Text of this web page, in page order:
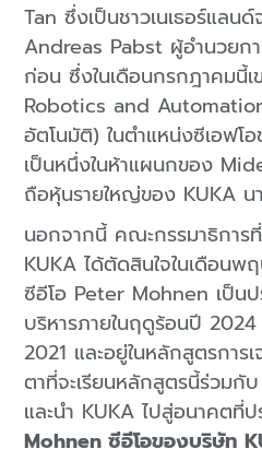
Tan ซึ่งเป็นชาวเนเธอร์แลน
Andreas Pabst ผู้อำนวยก
ก่อน ซึ่งในเดือนกรกฎาคมนี้เ
Robotics and
อัตโนมัติ) ในตำแหน่งซีเอฟ
เป็นหนึ่งในห้าแผนกของ
ถือหุ้นรายใหญ่ของ KUKA น
นอกจากนี้ คณะกรรมาธิการ
KUKA ได้ตัดสินใจในเดือน
ซีอีโอ Peter Mohnen เป็นป
บริหารภายในฤดูร้อนปี 2024
2021 และอยู่ในหลักสูตรกา
ตาที่จะเรียนหลักสูตรนี้ร่วม
และนำ KUKA ไปสู่อนาคตที่
Mohnen ซีอีโอของบริษัท